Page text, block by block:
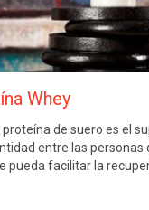
Whey
proteína de suero es el
entre las personas
pueda facilitar la